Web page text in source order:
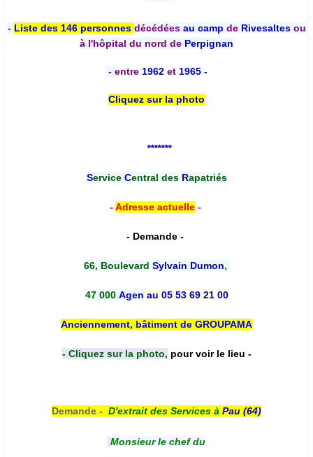
- Liste des 146 personnes décédées au camp deRivesaltesou
à l'hôpital du nord de Perpignan
- entre 1962 et 1965 -
Cliquez sur la photo
*******
Service Central desRapatriés
-Adresse actuelle-
- Demande -
66, Boulevard Sylvain Dumon,
47 000 Agen au 05 53 69 21 00
Anciennement, bâtiment de GROUPAMA
- Cliquez sur la photo, pour voir le lieu -
Demande - D'extrait des Services à Pau (64)
Monsieur le chef du